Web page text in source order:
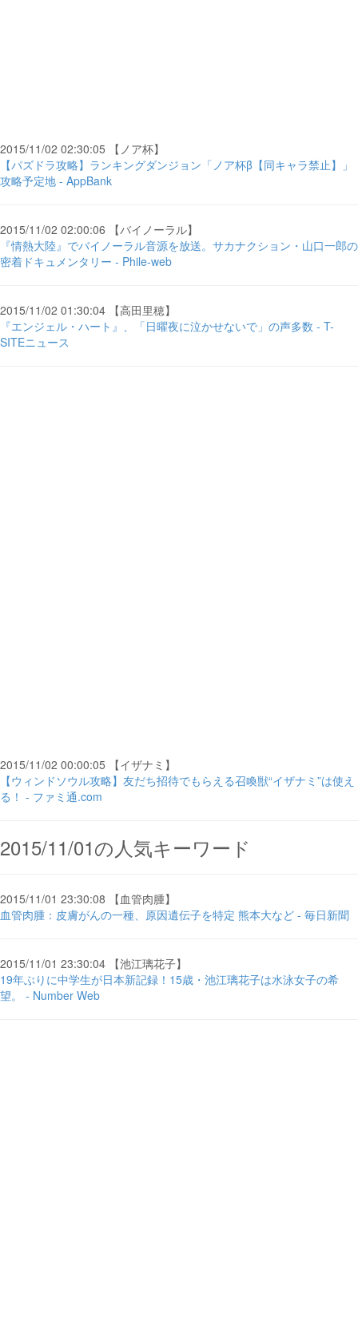
2015/11/02 02:30:05 【ノア杯】
【パズドラ攻略】ランキングダンジョン「ノア杯β【同キャラ禁止】」
攻略予定地 - AppBank
2015/11/02 02:00:06 【バイノーラル】
『情熱大陸』でバイノーラル音源を放送。サカナクション・山口一郎の
密着ドキュメンタリー - Phile-web
2015/11/02 01:30:04 【高田里穂】
『エンジェル・ハート』、「日曜夜に泣かせないで」の声多数 - T-
SITEニュース
2015/11/02 00:00:05 【イザナミ】
【ウィンドソウル攻略】友だち招待でもらえる召喚獣“イザナミ”は使え
る！ - ファミ通.com
2015/11/01の人気キーワード
2015/11/01 23:30:08 【血管肉腫】
血管肉腫：皮膚がんの一種、原因遺伝子を特定 熊本大など - 毎日新聞
2015/11/01 23:30:04 【池江璃花子】
19年ぶりに中学生が日本新記録！15歳・池江璃花子は水泳女子の希
望。 - Number Web